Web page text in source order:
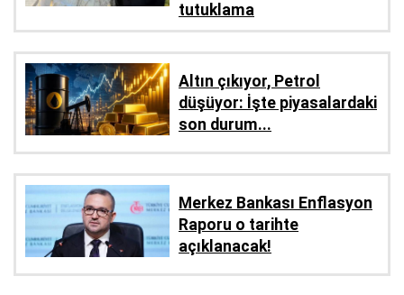
tutuklama
Altın çıkıyor, Petrol
düşüyor: İşte piyasalardaki
son durum...
Merkez Bankası Enflasyon
Raporu o tarihte
açıklanacak!